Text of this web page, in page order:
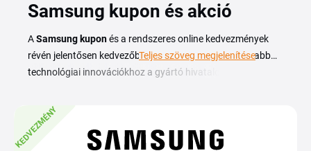
Samsung kupon és akció
ASamsung kuponés a rendszeres online kedvezmények
révén jelentősen kedvezőbb áron juthat hozzá a legújabb
technológiai innovációkhoz a gyártó hivatalos
Galaxy okostelefonokról, nagy felbontású QLED
televíziókról vagy intelligens háztartási gépekről, a
webshopban közvetlen forrásból kínál garanciális és
Teljes szöveg megjelenítése
KEDVEZMÉNY